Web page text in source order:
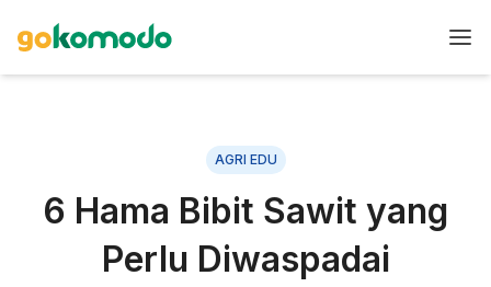
AGRI EDU
6 Hama Bibit Sawit yang
Perlu Diwaspadai